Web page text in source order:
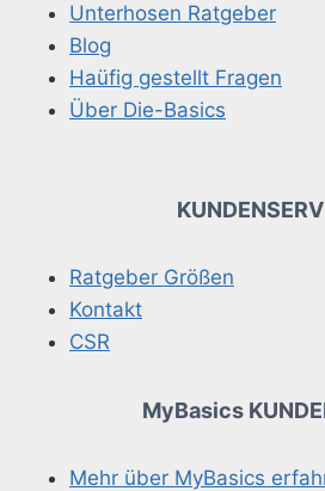
Unterhosen Ratgeber
Blog
Haüfig gestellt Fragen
Über Die-Basics
Ratgeber Größen
Kontakt
CSR
MyBasics
Mehr über MyBasics